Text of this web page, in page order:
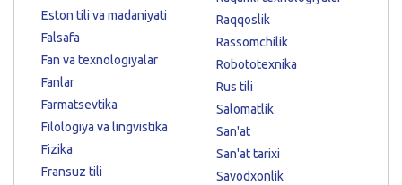
Eston tili va madaniyati
Falsafa
Fan va texnologiyalar
Fanlar
Farmatsevtika
Filologiya va lingvistika
Fizika
Fransuz tili
Raqqoslik
Rassomchilik
Robototexnika
Rus tili
Salomatlik
San'at
San'at tarixi
Savodxonlik